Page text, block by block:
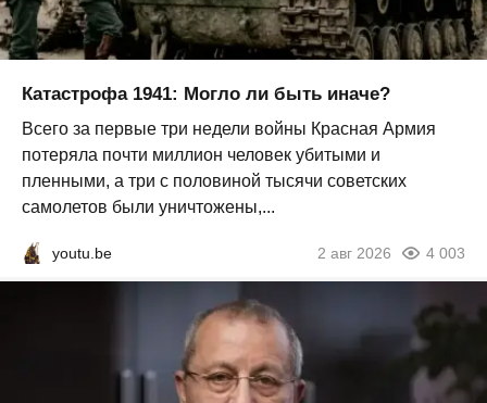
Катастрофа 1941: Могло ли быть иначе?
Всего за первые три недели войны Красная Армия
потеряла почти миллион человек убитыми и
пленными, а три с половиной тысячи советских
самолетов были уничтожены,...
youtu.be 2 авг 2026 4 003